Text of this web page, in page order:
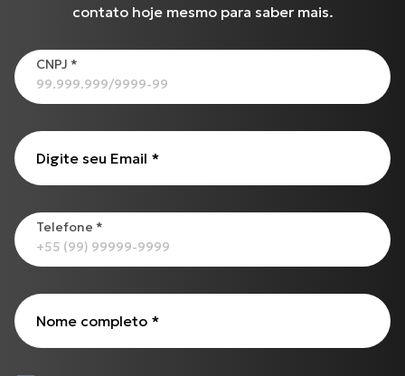
Produtos
XL-883N Iron INJETADA
CG-125 CARGO
Cabo de Embreagem para S-1000 R (17 até 18)
C-100 BIZ
Todos os produtos
contato hoje mesmo para saber mais.
CNPJ *
Digite seu Email *
Telefone *
Nome completo *